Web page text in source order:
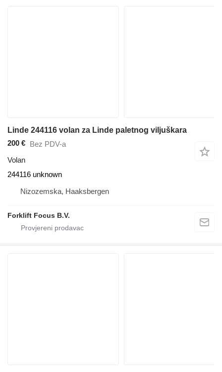
Linde 244116 volan za Linde paletnog viljuškara
200 € Bez PDV-a
Volan
244116 unknown
Nizozemska, Haaksbergen
Forklift Focus B.V.